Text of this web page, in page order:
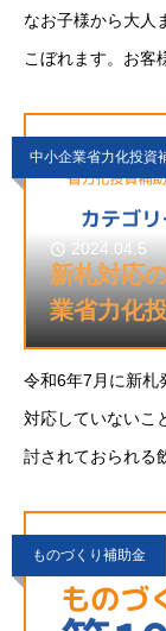
なお子様から大人
こぼれます。お客
省力化補助金を利
中小企業省力化投資
2024.04.5
新札対応
業省力化
令和6年7月に新札
対応していないこ
討されておられる
テゴリーG 券売機
ものづくり補助金